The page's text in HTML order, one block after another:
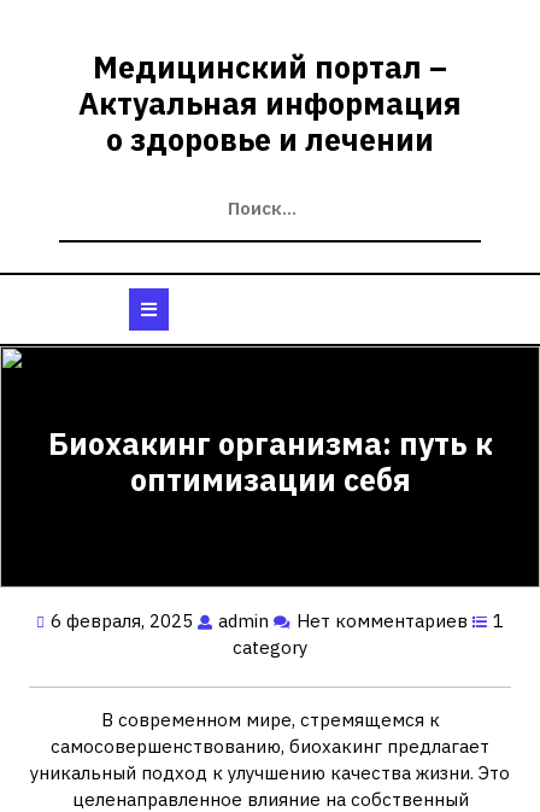
содержимомуМедицинский портал –
Актуальная информация
о здоровье и лечении
Биохакинг организма: путь к
оптимизации себя
6 февраля, 2025 admin Нет комментариев
1
category
В современном мире, стремящемся к
самосовершенствованию, биохакинг предлагает
уникальный подход к улучшению качества жизни. Это
целенаправленное влияние на собственный